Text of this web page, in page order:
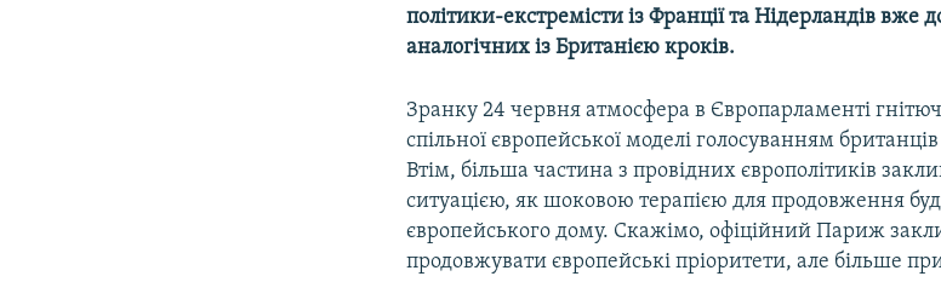
політики-екстремісти із Франції та Нідерландів вже
аналогічних із Британією кроків.
Зранку 24 червня атмосфера в Європарламенті
спільної європейської моделі голосуванням
Втім, більша частина з провідних європолітиків
ситуацією, як шоковою терапією для продовження
європейського дому. Скажімо, офіційний Париж
продовжувати європейські пріоритети, але більше